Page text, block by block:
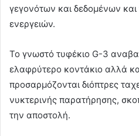
γεγονότων και δεδομένων
ενεργειών.
Το γνωστό τυφέκιο G-3
ελαφρύτερο κοντάκιο αλλά
προσαρμόζονται διόπτρες
νυκτερινής παρατήρησης,
την αποστολή.